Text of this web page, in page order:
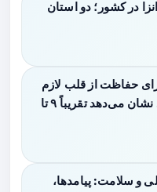
در کشور؛ دو استان
حفاظت از قلب لازم
است؟ بررسی جدید نشان می‌دهد تقریباً ۹ تا
و سلامت: پیامدها،